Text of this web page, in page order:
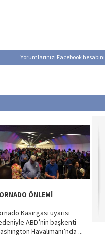
Yorumlarınızı Facebook
ÖNLEMİ
Kasırgası uyarısı
ABD’nin başkenti
Havalimanı’nda ...